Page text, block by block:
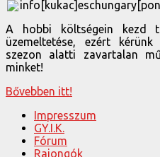
A hobbi költségein kezd
üzemeltetése, ezért
szezon alatti zavartalan
minket!
Bővebben itt!
Impresszum
GY.I.K.
Fórum
Rajongók